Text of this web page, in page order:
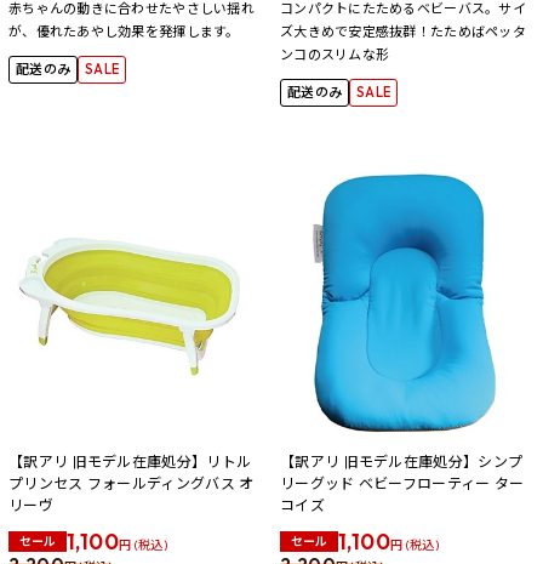
赤ちゃんの動きに合わせたやさしい揺れ
が、優れたあやし効果を発揮します。
配送のみ SALE
コンパクトにたためるベビーバス。サイ
ズ大きめで安定感抜群！たためばペッタ
ンコのスリムな形
配送のみ SALE
【訳アリ 旧モデル在庫処分】リトル
プリンセス フォールディングバス オ
リーヴ
セール 1,100円 (税込)
【訳アリ 旧モデル在庫処分】シンプ
リーグッド ベビーフローティー ター
コイズ
セール 1,100円 (税込)